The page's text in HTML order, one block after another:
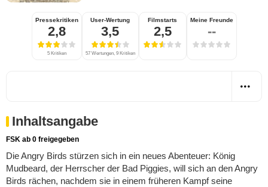
Pressekritiken
2,8
5 Kritiken
User-Wertung
3,5
57 Wertungen, 9 Kritiken
Filmstarts
2,5
Meine Freunde
--
Inhaltsangabe
FSK ab 0 freigegeben
Die Angry Birds stürzen sich in ein neues Abenteuer: König
Mudbeard, der Herrscher der Bad Piggies, will sich an den Angry
Birds rächen, nachdem sie in einem früheren Kampf seine